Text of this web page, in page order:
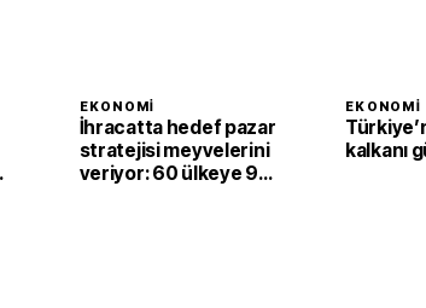
EKONOMI
İhracatta hedef pazar
stratejisi meyvelerini
veriyor: 60 ülkeye 94
EKONOMI
kalkanı